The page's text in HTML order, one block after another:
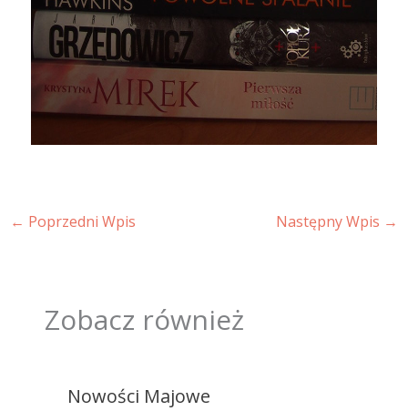
← Poprzedni Wpis Następny Wpis →
Zobacz również
Nowości Majowe